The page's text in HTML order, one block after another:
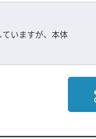
いますが、本体